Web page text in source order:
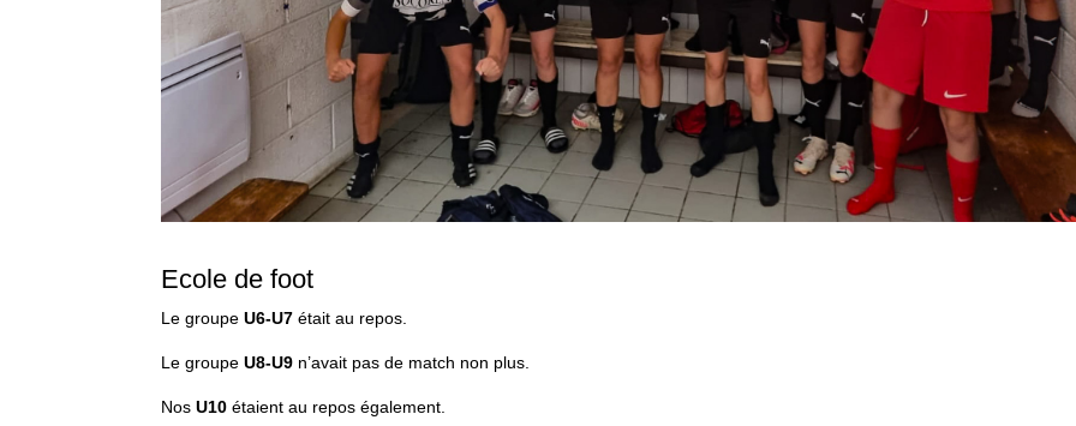
Ecole de foot
Le groupeU6-U7 était au repos.
Le groupeU8-U9 n’avait pas de match non plus.
NosU10 étaient au repos également.